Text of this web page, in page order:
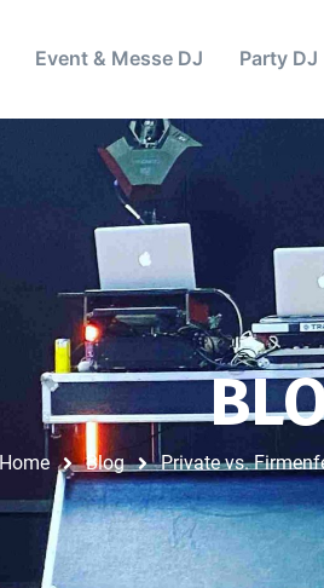
Event & Messe DJ Party DJ
Home Blog Private vs.